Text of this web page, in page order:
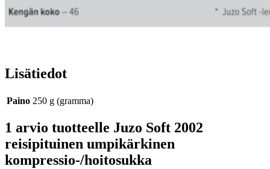
Lisätiedot
Paino 250 g (gramma)
1 arvio tuotteelle Juzo Soft 2002
reisipituinen umpikärkinen
kompressio-/hoitosukka